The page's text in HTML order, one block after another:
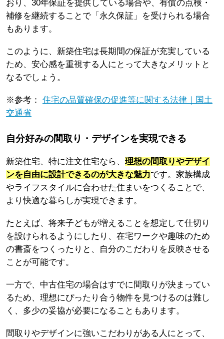
おり、30年保証を提供している場合や、有償の点検・
補修を継続することで「永久保証」を受けられる場合
もあります。
このように、新築住宅は長期間の保証が充実している
ため、安心感を重視する人にとって大きなメリットと
なるでしょう。
※参考：
住宅の品質確保の促進等に関する法律｜国土
交通省
自分好みの間取り・デザインを実現できる
新築住宅、特に注文住宅なら、 理想の間取りやデザイ
ンを自由に設計できるのが大きな魅力です。家族構成
やライフスタイルに合わせた住まいをつくることで、
より快適な暮らしが実現できます。
たとえば、将来子どもが増えることを想定して仕切り
を設けられるようにしたり、在宅ワークや趣味のため
の書斎をつくったりと、自分のこだわりを反映させる
ことが可能です。
一方で、中古住宅の場合はすでに間取りが決まってい
るため、理想にぴったり合う物件を見つけるのは難し
く、多少の妥協が必要になることもあります。
間取りやデザインに強いこだわりがある人にとって、